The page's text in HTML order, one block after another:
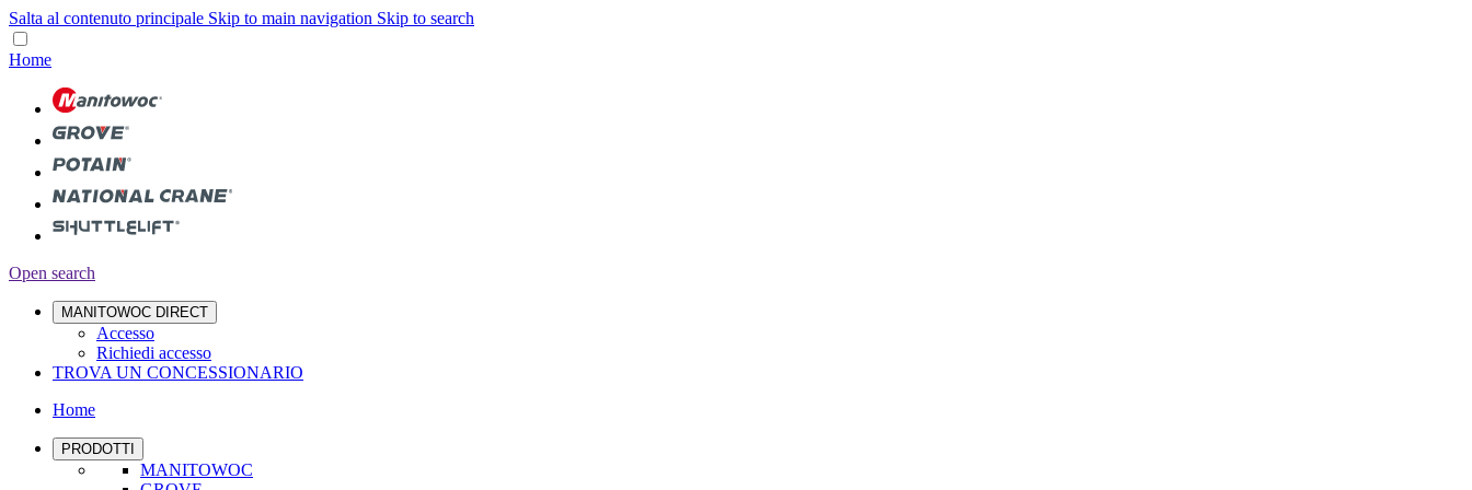
Salta al contenuto principale Skip to main navigation Skip to search
Home
Open search
MANITOWOC DIRECT
Accesso
Richiedi accesso
TROVA UN CONCESSIONARIO
Home
PRODOTTI
MANITOWOC